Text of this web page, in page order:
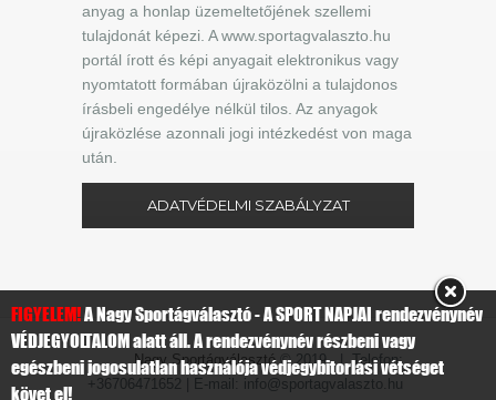
anyag a honlap üzemeltetőjének szellemi
tulajdonát képezi. A www.sportagvalaszto.hu
portál írott és képi anyagait elektronikus vagy
nyomtatott formában újraközölni a tulajdonos
írásbeli engedélye nélkül tilos. Az anyagok
újraközlése azonnali jogi intézkedést von maga
után.
ADATVÉDELMI SZABÁLYZAT
Nagy Sportágválasztó© 2019 | Telefon:
+36706471652 | E-mail: info@sportagvalaszto.hu
FIGYELEM!A Nagy Sportágválasztó - A SPORT NAPJAI rendezvénynév
VÉDJEGYOLTALOM alatt áll. A rendezvénynév részbeni vagy
egészbeni jogosulatlan használója védjegybitorlási vétséget
követ el!